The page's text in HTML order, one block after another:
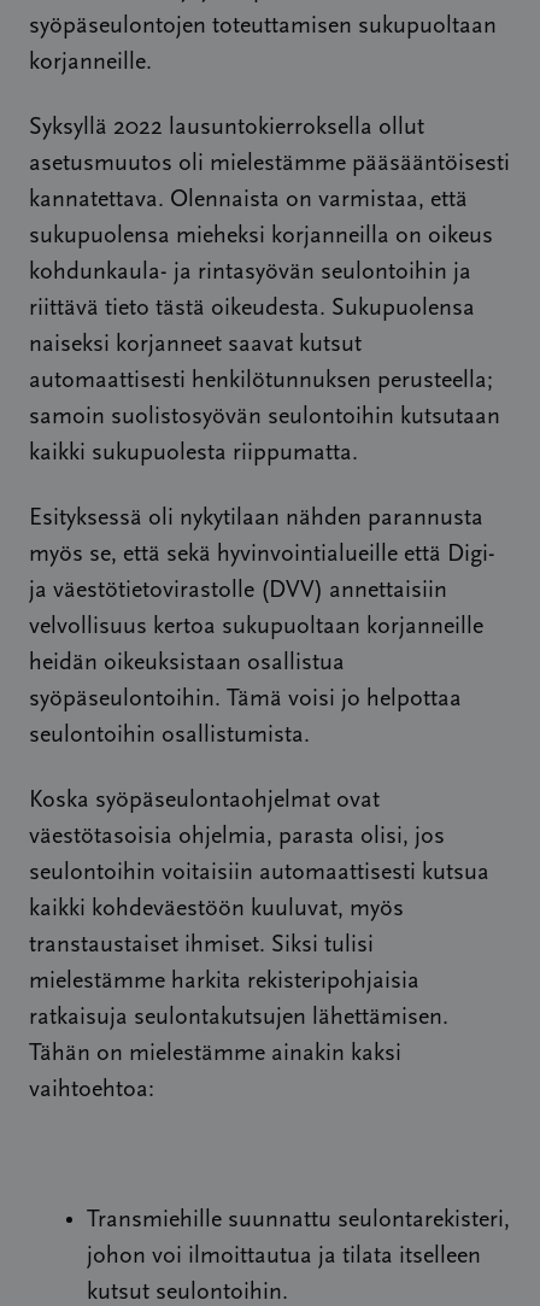
syöpäseulontojen toteuttamisen sukupuoltaan
korjanneille.
Syksyllä 2022 lausuntokierroksella ollut
asetusmuutos oli mielestämme pääsääntöisesti
kannatettava. Olennaista on varmistaa, että
sukupuolensa mieheksi korjanneilla on oikeus
kohdunkaula- ja rintasyövän seulontoihin ja
riittävä tieto tästä oikeudesta. Sukupuolensa
naiseksi korjanneet saavat kutsut
automaattisesti henkilötunnuksen perusteella;
samoin suolistosyövän seulontoihin kutsutaan
kaikki sukupuolesta riippumatta.
Esityksessä oli nykytilaan nähden parannusta
myös se, että sekä hyvinvointialueille että Digi-
ja väestötietovirastolle (DVV) annettaisiin
velvollisuus kertoa sukupuoltaan korjanneille
heidän oikeuksistaan osallistua
syöpäseulontoihin. Tämä voisi jo helpottaa
seulontoihin osallistumista.
Koska syöpäseulontaohjelmat ovat
väestötasoisia ohjelmia, parasta olisi, jos
seulontoihin voitaisiin automaattisesti kutsua
kaikki kohdeväestöön kuuluvat, myös
transtaustaiset ihmiset. Siksi tulisi
mielestämme harkita rekisteripohjaisia
ratkaisuja seulontakutsujen lähettämisen.
Tähän on mielestämme ainakin kaksi
vaihtoehtoa:
Transmiehille suunnattu seulontarekisteri,
johon voi ilmoittautua ja tilata itselleen
kutsut seulontoihin.